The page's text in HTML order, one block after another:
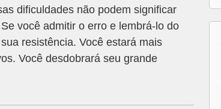
dificuldades não podem significar
você admitir o erro e lembrá-lo do
resistência. Você estará mais
Você desdobrará seu grande